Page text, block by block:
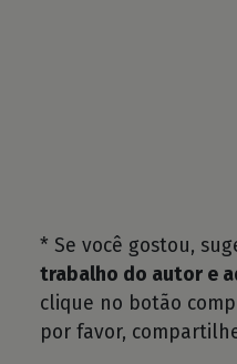
* Se você gostou,
trabalho do autor e
clique no botão
por favor,